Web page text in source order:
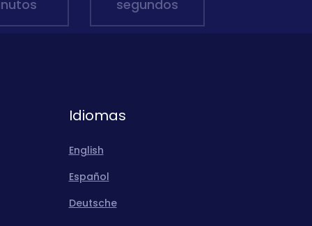
segundos
Idiomas
English
Español
Deutsche